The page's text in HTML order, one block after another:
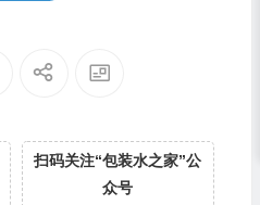
扫码关注“包装水之家”公
众号